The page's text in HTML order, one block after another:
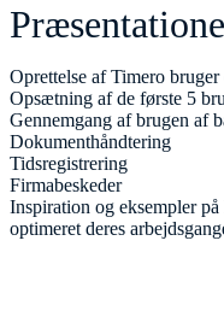
Oprettelse af Timero
Opsætning af de første 5
Gennemgang af brugen af
Dokumenthåndtering
Tidsregistrering
Firmabeskeder
Inspiration og eksempler
optimeret deres